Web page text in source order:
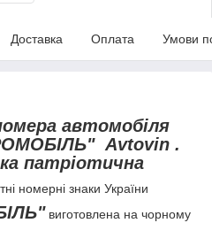
Доставка Оплата Умови
автомобіля
Avtovin .
патріотична
номерні знаки України
виготовлена на чорному